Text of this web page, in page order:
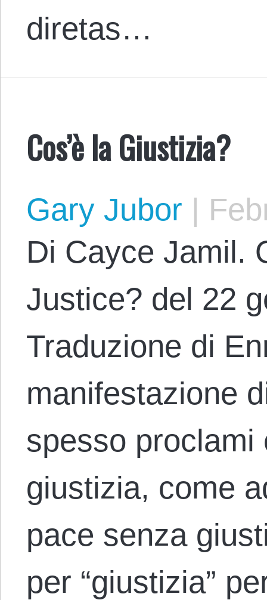
diretas…
Cos’è la Giustizia?
Gary Jubor |
Di Cayce Jamil.
Justice? del 22
Traduzione di
manifestazione
spesso proclami
giustizia, come
pace senza
per “giustizia”